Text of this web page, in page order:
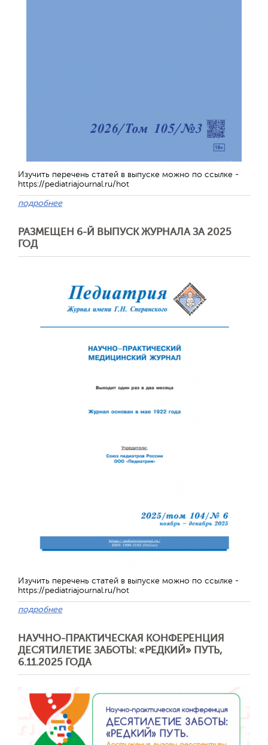
Изучить перечень статей в выпуске можно по ссылке -
https://pediatriajournal.ru/hot
подробнее
РАЗМЕЩЕН 6-Й ВЫПУСК ЖУРНАЛА ЗА 2025
ГОД
Изучить перечень статей в выпуске можно по ссылке -
https://pediatriajournal.ru/hot
подробнее
НАУЧНО-ПРАКТИЧЕСКАЯ КОНФЕРЕНЦИЯ
ДЕСЯТИЛЕТИЕ ЗАБОТЫ: «РЕДКИЙ» ПУТЬ,
6.11.2025 ГОДА
Обратная